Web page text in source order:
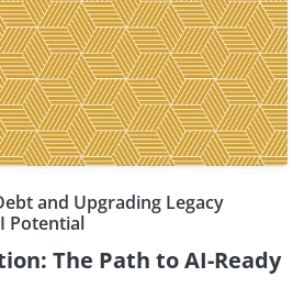
and Upgrading Legacy
Potential
The Path to AI-Ready